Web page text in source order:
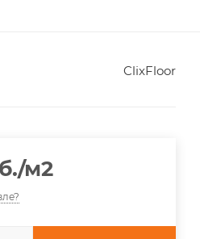
ClixFloor
/м2